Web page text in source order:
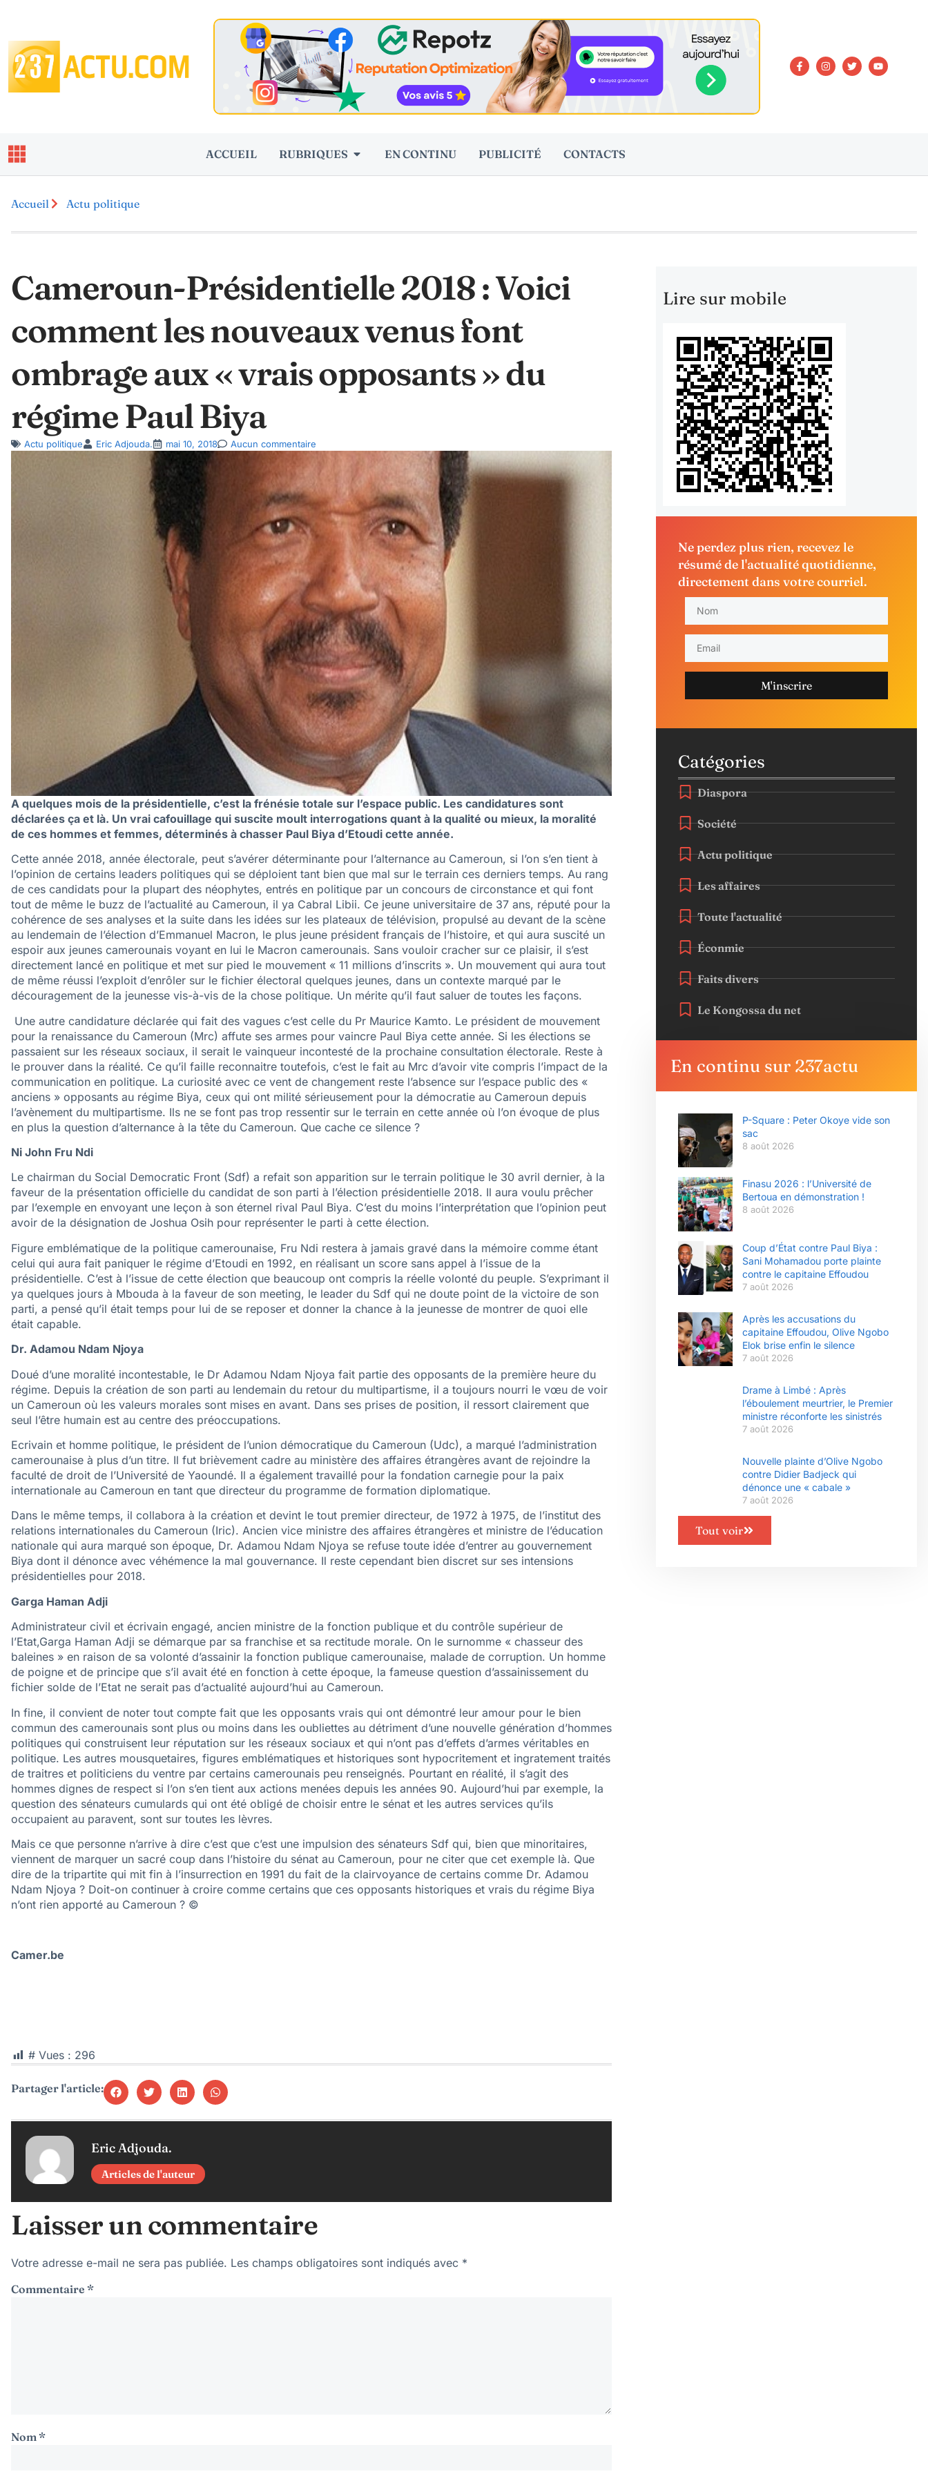
ACCUEIL RUBRIQUES EN CONTINU PUBLICITÉ CONTACTS
Accueil Actu politique
Cameroun-Présidentielle 2018 : Voici
comment les nouveaux venus font
ombrage aux « vrais opposants » du
régime Paul Biya
Actu politique Eric Adjouda. mai 10, 2018 Aucun commentaire
A quelques mois de la présidentielle, c’est la frénésie totale sur l’espace public. Les candidatures sont
déclarées ça et là. Un vrai cafouillage qui suscite moult interrogations quant à la qualité ou mieux, la moralité
de ces hommes et femmes, déterminés à chasser Paul Biya d’Etoudi cette année.
Cette année 2018, année électorale, peut s’avérer déterminante pour l’alternance au Cameroun, si l’on s’en tient à
l’opinion de certains leaders politiques qui se déploient tant bien que mal sur le terrain ces derniers temps. Au rang
de ces candidats pour la plupart des néophytes, entrés en politique par un concours de circonstance et qui font
tout de même le buzz de l’actualité au Cameroun, il ya Cabral Libii. Ce jeune universitaire de 37 ans, réputé pour la
cohérence de ses analyses et la suite dans les idées sur les plateaux de télévision, propulsé au devant de la scène
au lendemain de l’élection d’Emmanuel Macron, le plus jeune président français de l’histoire, et qui aura suscité un
espoir aux jeunes camerounais voyant en lui le Macron camerounais. Sans vouloir cracher sur ce plaisir, il s’est
directement lancé en politique et met sur pied le mouvement « 11 millions d’inscrits ». Un mouvement qui aura tout
de même réussi l’exploit d’enrôler sur le fichier électoral quelques jeunes, dans un contexte marqué par le
découragement de la jeunesse vis-à-vis de la chose politique. Un mérite qu’il faut saluer de toutes les façons.
Une autre candidature déclarée qui fait des vagues c’est celle du Pr Maurice Kamto. Le président de mouvement
pour la renaissance du Cameroun (Mrc) affute ses armes pour vaincre Paul Biya cette année. Si les élections se
passaient sur les réseaux sociaux, il serait le vainqueur incontesté de la prochaine consultation électorale. Reste à
le prouver dans la réalité. Ce qu’il faille reconnaitre toutefois, c’est le fait au Mrc d’avoir vite compris l’impact de la
communication en politique. La curiosité avec ce vent de changement reste l’absence sur l’espace public des «
anciens » opposants au régime Biya, ceux qui ont milité sérieusement pour la démocratie au Cameroun depuis
l’avènement du multipartisme. Ils ne se font pas trop ressentir sur le terrain en cette année où l’on évoque de plus
en plus la question d’alternance à la tête du Cameroun. Que cache ce silence ?
Ni John Fru Ndi
Le chairman du Social Democratic Front (Sdf) a refait son apparition sur le terrain politique le 30 avril dernier, à la
faveur de la présentation officielle du candidat de son parti à l’élection présidentielle 2018. Il aura voulu prêcher
par l’exemple en envoyant une leçon à son éternel rival Paul Biya. C’est du moins l’interprétation que l’opinion peut
avoir de la désignation de Joshua Osih pour représenter le parti à cette élection.
Figure emblématique de la politique camerounaise, Fru Ndi restera à jamais gravé dans la mémoire comme étant
celui qui aura fait paniquer le régime d’Etoudi en 1992, en réalisant un score sans appel à l’issue de la
présidentielle. C’est à l’issue de cette élection que beaucoup ont compris la réelle volonté du peuple. S’exprimant il
ya quelques jours à Mbouda à la faveur de son meeting, le leader du Sdf qui ne doute point de la victoire de son
parti, a pensé qu’il était temps pour lui de se reposer et donner la chance à la jeunesse de montrer de quoi elle
était capable.
Dr. Adamou Ndam Njoya
Doué d’une moralité incontestable, le Dr Adamou Ndam Njoya fait partie des opposants de la première heure du
régime. Depuis la création de son parti au lendemain du retour du multipartisme, il a toujours nourri le vœu de voir
un Cameroun où les valeurs morales sont mises en avant. Dans ses prises de position, il ressort clairement que
seul l’être humain est au centre des préoccupations.
Ecrivain et homme politique, le président de l’union démocratique du Cameroun (Udc), a marqué l’administration
camerounaise à plus d’un titre. Il fut brièvement cadre au ministère des affaires étrangères avant de rejoindre la
faculté de droit de l’Université de Yaoundé. Il a également travaillé pour la fondation carnegie pour la paix
internationale au Cameroun en tant que directeur du programme de formation diplomatique.
Dans le même temps, il collabora à la création et devint le tout premier directeur, de 1972 à 1975, de l’institut des
relations internationales du Cameroun (Iric). Ancien vice ministre des affaires étrangères et ministre de l’éducation
nationale qui aura marqué son époque, Dr. Adamou Ndam Njoya se refuse toute idée d’entrer au gouvernement
Biya dont il dénonce avec véhémence la mal gouvernance. Il reste cependant bien discret sur ses intensions
présidentielles pour 2018.
Garga Haman Adji
Administrateur civil et écrivain engagé, ancien ministre de la fonction publique et du contrôle supérieur de
l’Etat,Garga Haman Adji se démarque par sa franchise et sa rectitude morale. On le surnomme « chasseur des
baleines » en raison de sa volonté d’assainir la fonction publique camerounaise, malade de corruption. Un homme
de poigne et de principe que s’il avait été en fonction à cette époque, la fameuse question d’assainissement du
fichier solde de l’Etat ne serait pas d’actualité aujourd’hui au Cameroun.
In fine, il convient de noter tout compte fait que les opposants vrais qui ont démontré leur amour pour le bien
commun des camerounais sont plus ou moins dans les oubliettes au détriment d’une nouvelle génération d’hommes
politiques qui construisent leur réputation sur les réseaux sociaux et qui n’ont pas d’effets d’armes véritables en
politique. Les autres mousquetaires, figures emblématiques et historiques sont hypocritement et ingratement traités
de traitres et politiciens du ventre par certains camerounais peu renseignés. Pourtant en réalité, il s’agit des
hommes dignes de respect si l’on s’en tient aux actions menées depuis les années 90. Aujourd’hui par exemple, la
question des sénateurs cumulards qui ont été obligé de choisir entre le sénat et les autres services qu’ils
occupaient au paravent, sont sur toutes les lèvres.
Mais ce que personne n’arrive à dire c’est que c’est une impulsion des sénateurs Sdf qui, bien que minoritaires,
viennent de marquer un sacré coup dans l’histoire du sénat au Cameroun, pour ne citer que cet exemple là. Que
dire de la tripartite qui mit fin à l’insurrection en 1991 du fait de la clairvoyance de certains comme Dr. Adamou
Ndam Njoya ? Doit-on continuer à croire comme certains que ces opposants historiques et vrais du régime Biya
n’ont rien apporté au Cameroun ? ©
Camer.be
# Vues : 296
Partager l'article:
Eric Adjouda.
Articles de l'auteur
Laisser un commentaire
Votre adresse e-mail ne sera pas publiée. Les champs obligatoires sont indiqués avec *
Commentaire *
Nom *
Lire sur mobile
Ne perdez plus rien, recevez le
résumé de l'actualité quotidienne,
directement dans votre courriel.
M'inscrire
Catégories
Diaspora
Société
Actu politique
Les affaires
Toute l'actualité
Éconmie
Faits divers
Le Kongossa du net
En continu sur 237actu
P-Square : Peter Okoye vide son
sac
8 août 2026
Finasu 2026 : l’Université de
Bertoua en démonstration !
8 août 2026
Coup d’État contre Paul Biya :
Sani Mohamadou porte plainte
contre le capitaine Effoudou
7 août 2026
Après les accusations du
capitaine Effoudou, Olive Ngobo
Elok brise enfin le silence
7 août 2026
Drame à Limbé : Après
l’éboulement meurtrier, le Premier
ministre réconforte les sinistrés
7 août 2026
Nouvelle plainte d’Olive Ngobo
contre Didier Badjeck qui
dénonce une « cabale »
7 août 2026
Tout voir